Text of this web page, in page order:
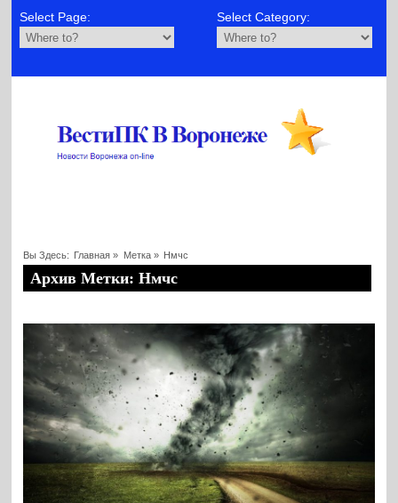
Select Page: Select Category:
Вы Здесь: Главная » Метка » Нмчс
Архив Метки: Нмчс